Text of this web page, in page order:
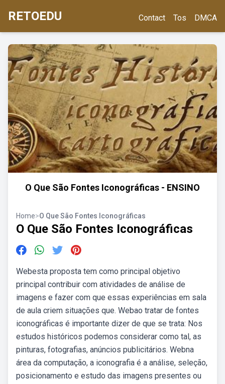
RETOEDU Contact Tos DMCA
O Que São Fontes Iconográficas - ENSINO
Home>O Que São Fontes Iconográficas
O Que São Fontes Iconográficas
Webesta proposta tem como principal objetivo
principal contribuir com atividades de análise de
imagens e fazer com que essas experiências em sala
de aula criem situações que. Webao tratar de fontes
iconográficas é importante dizer de que se trata: Nos
estudos históricos podemos considerar como tal, as
pinturas, fotografias, anúncios publicitários. Webna
área da computação, a iconografia é a análise, seleção,
posicionamento e estudo das imagens presentes ou